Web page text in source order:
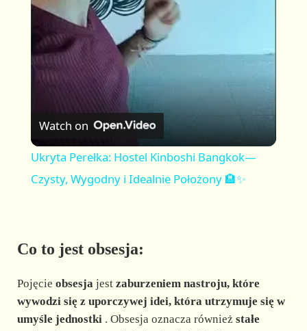
a
V
i
o
Watch on
Ukryta Perełka: Hostel Kinboshi Bangkok—
Czysty, Wygodny i Idealnie Położony 🏨✨
Co to jest obsesja:
Pojęcie obsesjajest zaburzeniem nastroju, które
wywodzi się z uporczywej idei, która utrzymuje się w
umyśle jednostki. Obsesja oznacza również stałe